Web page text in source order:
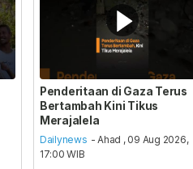
Penderitaan di Gaza Terus
Bertambah Kini Tikus
Merajalela
Dailynews - Ahad , 09 Aug 2026,
17:00 WIB